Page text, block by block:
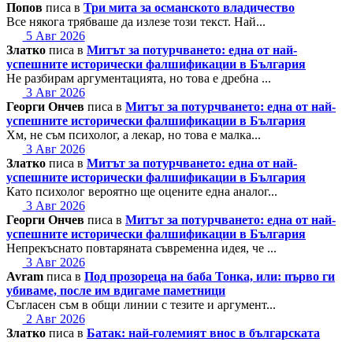
Попов писа в Три мита за османското владичество
Все някога трябваше да излезе този текст. Най...
5 Авг 2026
Златко писа в Митът за потурчването: една от най-
успешните исторически фалшификации в България
Не разбирам аргументацията, но това е дребна ...
3 Авг 2026
Георги Ончев писа в Митът за потурчването: една от най-
успешните исторически фалшификации в България
Хм, не съм психолог, а лекар, но това е малка...
3 Авг 2026
Златко писа в Митът за потурчването: една от най-
успешните исторически фалшификации в България
Като психолог вероятно ще оцените една аналог...
3 Авг 2026
Георги Ончев писа в Митът за потурчването: една от най-
успешните исторически фалшификации в България
Непрекъснато повтаряната съвременна идея, че ...
3 Авг 2026
Avram писа в Под прозореца на баба Тонка, или: първо ги
убиваме, после им вдигаме паметници
Съгласен съм в общи линии с тезите и аргумент...
2 Авг 2026
Златко писа в Батак: най-големият внос в българската